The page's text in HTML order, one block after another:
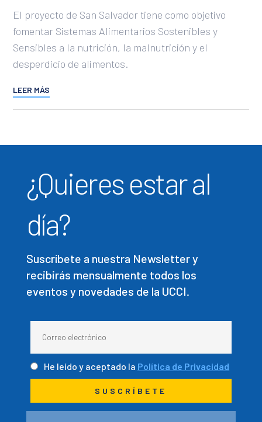
El proyecto de San Salvador tiene como objetivo
fomentar Sistemas Alimentarios Sostenibles y
Sensibles a la nutrición, la malnutrición y el
desperdicio de alimentos.
LEER MÁS
¿Quieres estar al
día?
Suscríbete a nuestra Newsletter y
recibirás mensualmente todos los
eventos y novedades de la UCCI.
He leído y aceptado la Política de Privacidad